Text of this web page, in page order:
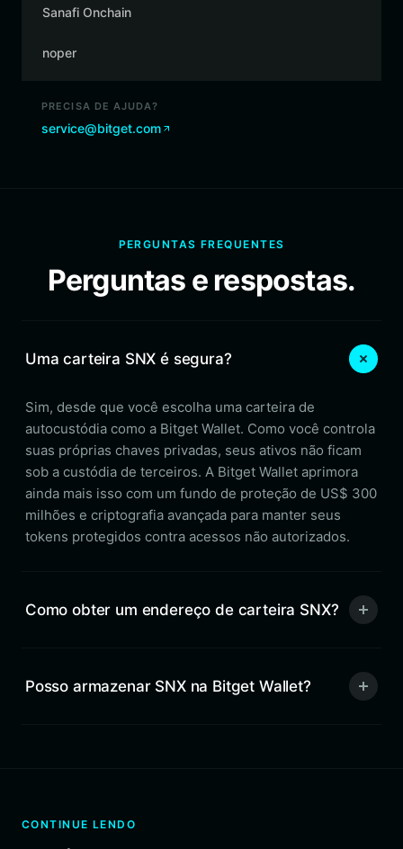
Sanafi Onchain
noper
PRECISA DE AJUDA?
service@bitget.com
PERGUNTAS FREQUENTES
Perguntas e respostas.
Uma carteira SNX é segura?
Sim, desde que você escolha uma carteira de
autocustódia como a Bitget Wallet. Como você controla
suas próprias chaves privadas, seus ativos não ficam
sob a custódia de terceiros. A Bitget Wallet aprimora
ainda mais isso com um fundo de proteção de US$ 300
milhões e criptografia avançada para manter seus
tokens protegidos contra acessos não autorizados.
Como obter um endereço de carteira SNX?
Posso armazenar SNX na Bitget Wallet?
CONTINUE LENDO